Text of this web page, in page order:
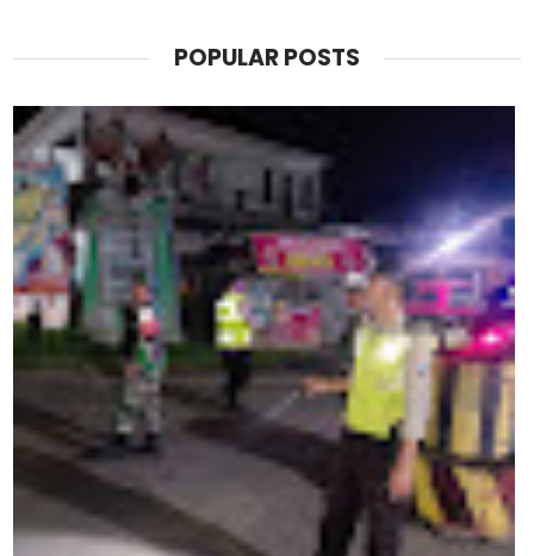
POPULAR POSTS